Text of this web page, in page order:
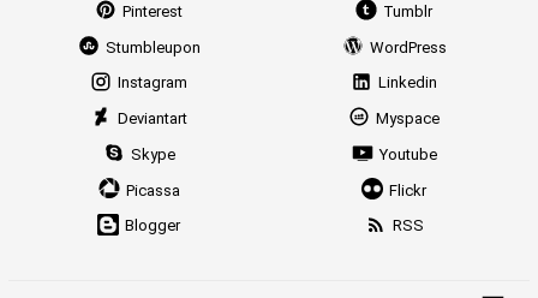
Pinterest
Tumblr
Stumbleupon
WordPress
Instagram
Linkedin
Deviantart
Myspace
Skype
Youtube
Picassa
Flickr
Blogger
RSS